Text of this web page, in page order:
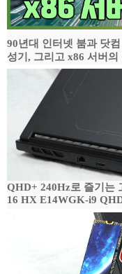
90년대 인터넷 붐과 닷
성기, 그리고 x86 서버
QHD+ 240Hz로 즐기는
16 HX E14WGK-i9